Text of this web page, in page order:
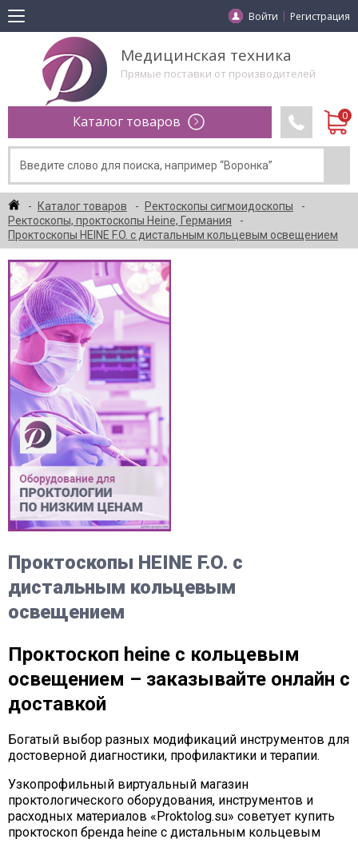
Войти Регистрация
Медицинская техника
Прямые поставки от производителей
Каталог товаров
Каталог товаров
Ректоскопы сигмоидоскопы
Ректоскопы, проктоскопы Heine, Германия
Проктоскопы HEINE F.O. с дистальным кольцевым освещением
Проктоскопы HEINE F.O. с
дистальным кольцевым
освещением
Проктоскоп heine с кольцевым
освещением – заказывайте онлайн с
доставкой
Богатый выбор разных модификаций инструментов для
достоверной диагностики, профилактики и терапии.
Узкопрофильный виртуальный магазин
проктологического оборудования, инструментов и
расходных материалов «Proktolog.su» советует купить
проктоскоп бренда heine с дистальным кольцевым